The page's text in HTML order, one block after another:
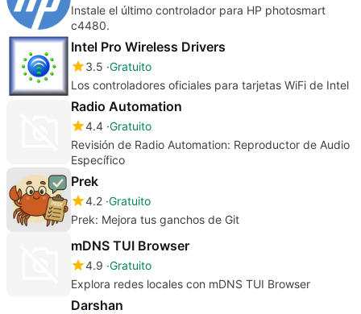
Instale el último controlador para HP photosmart
c4480.
Intel Pro Wireless Drivers
3.5 Gratuito
Los controladores oficiales para tarjetas WiFi de Intel
Radio Automation
4.4 Gratuito
Revisión de Radio Automation: Reproductor de Audio
Específico
Prek
4.2 Gratuito
Prek: Mejora tus ganchos de Git
mDNS TUI Browser
4.9 Gratuito
Explora redes locales con mDNS TUI Browser
Darshan